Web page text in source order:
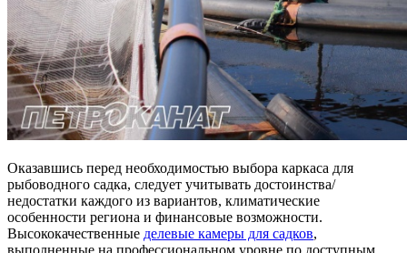
Оказавшись перед необходимостью выбора каркаса для
рыбоводного садка, следует учитывать достоинства/
недостатки каждого из вариантов, климатические
особенности региона и финансовые возможности.
Высококачественные делевые камеры для садков,